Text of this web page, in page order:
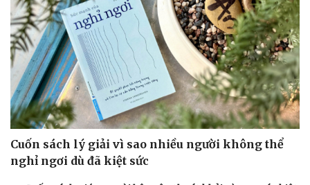
Cuốn sách lý giải vì sao nhiều người không thể
nghỉ ngơi dù đã kiệt sức